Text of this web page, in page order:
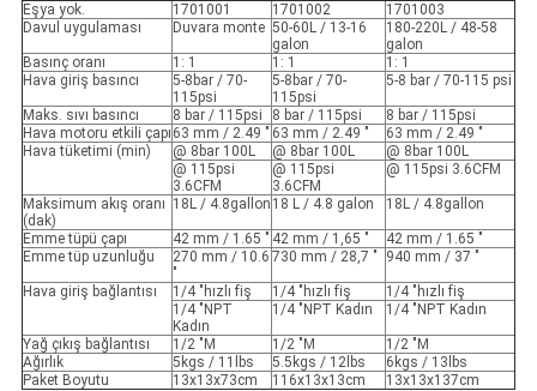
Eşya yok. 1701001 1701002
1701003
Davul uygulaması
Duvara monte 50-60L / 13-16
galon
180-220L / 48-58
galon
Basınç oranı
1: 1 1: 1
1: 1
Hava giriş basıncı
5-8bar / 70-
115psi
5-8bar / 70-
115psi
5-8 bar / 70-115 psi
Maks. sıvı basıncı 8 bar / 115psi 8 bar / 115psi
8 bar / 115psi
Hava motoru etkili çapı 63 mm / 2.49 " 63 mm / 2.49 "
63 mm / 2.49 "
Hava tüketimi (min)
@ 8bar 100L @ 8bar 100L
@ 8bar 100L
@ 115psi
3.6CFM
@ 115psi
3.6CFM
@ 115psi 3.6CFM
Maksimum akış oranı
(dak)
18L / 4.8gallon 18 L / 4.8 galon 18L / 4.8gallon
Emme tüpü çapı 42 mm / 1.65 " 42 mm / 1,65 "
42 mm / 1.65 "
Emme tüp uzunluğu
270 mm / 10.6
"
730 mm / 28,7 " 940 mm / 37 "
Hava giriş bağlantısı 1/4 "hızlı fiş 1/4 "hızlı fiş
1/4 "hızlı fiş
1/4 "NPT
Kadın
1/4 "NPT Kadın 1/4 "NPT Kadın
Yağ çıkış bağlantısı 1/2 "M 1/2 "M
1/2 "M
Ağırlık
5kgs / 11lbs 5.5kgs / 12lbs
6kgs / 13lbs
Paket Boyutu
13x13x73cm 116x13x13cm 13x13x137cm